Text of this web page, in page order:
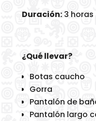
Duración:3 horas
¿Qué llevar?
Botas caucho
Gorra
Pantalón de
Pantalón largo